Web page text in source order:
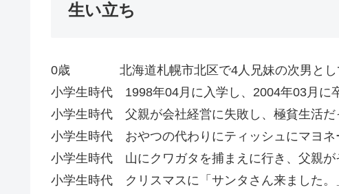
生い立ち
0歳 北海道札幌市北区で4人兄妹の次男とし
小学生時代 1998年04月に入学し、2004年03月に
小学生時代 父親が会社経営に失敗し、極貧生活だ
小学生時代 おやつの代わりにティッシュにマヨネ
小学生時代 山にクワガタを捕まえに行き、父親が
小学生時代 クリスマスに「サンタさん来ました。